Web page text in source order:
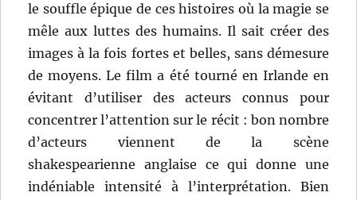
le souffle épique de ces histoires où la magie se
mêle aux luttes des humains. Il sait créer des
images à la fois fortes et belles, sans démesure
de moyens. Le film a été tourné en Irlande en
évitant d’utiliser des acteurs connus pour
concentrer l’attention sur le récit : bon nombre
d’acteurs viennent de la scène
shakespearienne anglaise ce qui donne une
indéniable intensité à l’interprétation. Bien